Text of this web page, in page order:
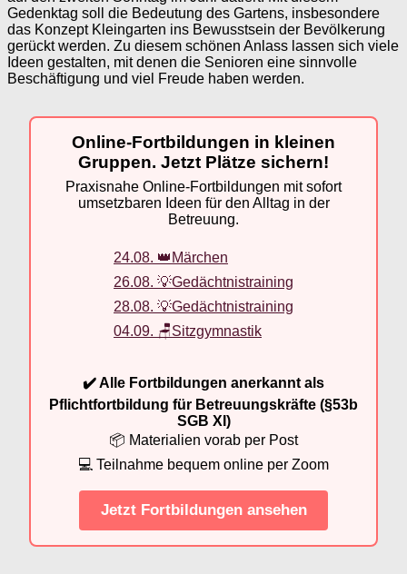
Gedenktag soll die Bedeutung des Gartens, insbesondere
das Konzept Kleingarten ins Bewusstsein der Bevölkerung
gerückt werden. Zu diesem schönen Anlass lassen sich viele
Ideen gestalten, mit denen die Senioren eine sinnvolle
Beschäftigung und viel Freude haben werden.
Online-Fortbildungen in kleinen
Gruppen. Jetzt Plätze sichern!
Praxisnahe Online-Fortbildungen mit sofort
umsetzbaren Ideen für den Alltag in der
Betreuung.
24.08. 👑Märchen
26.08. 💡Gedächtnistraining
28.08. 💡Gedächtnistraining
04.09. 🪑Sitzgymnastik
✔️ Alle Fortbildungen anerkannt als
Pflichtfortbildung für Betreuungskräfte (§53b
SGB XI)
📦 Materialien vorab per Post
💻 Teilnahme bequem online per Zoom
Jetzt Fortbildungen ansehen